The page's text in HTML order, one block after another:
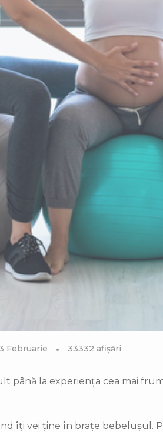
Februarie 33332 afișări
până la experiența cea mai
îți vei ține în brațe bebelușul.